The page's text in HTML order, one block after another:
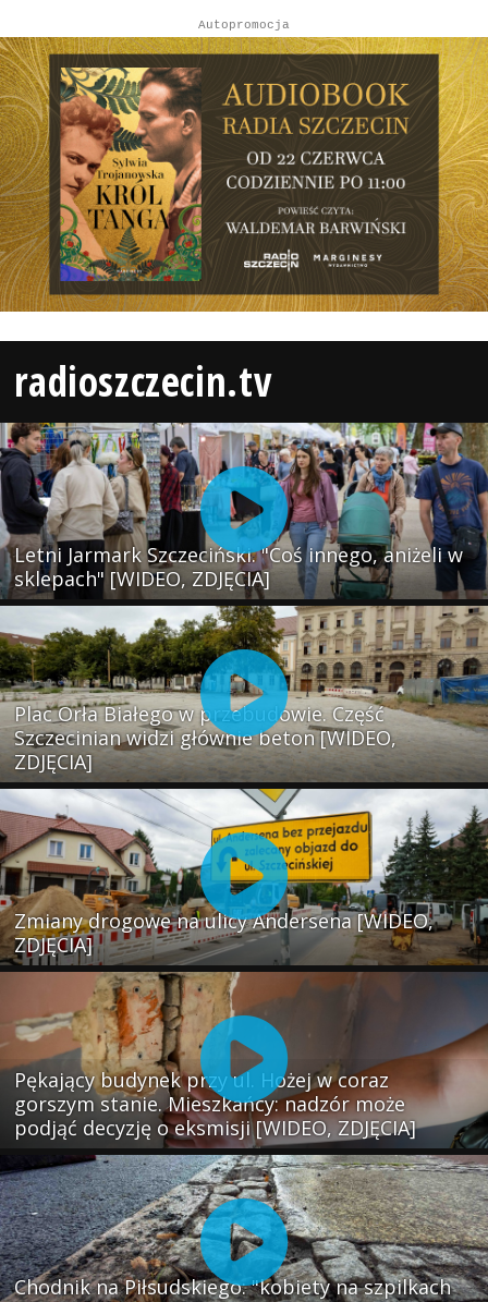
Autopromocja
radioszczecin.tv
Letni Jarmark Szczeciński. "Coś innego, aniżeli w
sklepach" [WIDEO, ZDJĘCIA]
Plac Orła Białego w przebudowie. Część
Szczecinian widzi głównie beton [WIDEO,
ZDJĘCIA]
Zmiany drogowe na ulicy Andersena [WIDEO,
ZDJĘCIA]
Pękający budynek przy ul. Hożej w coraz
gorszym stanie. Mieszkańcy: nadzór może
podjąć decyzję o eksmisji [WIDEO, ZDJĘCIA]
Chodnik na Piłsudskiego: "kobiety na szpilkach